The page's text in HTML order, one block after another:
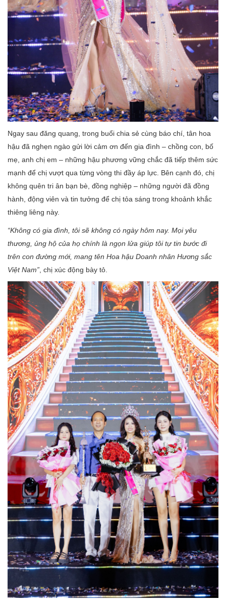
Ngay sau đăng quang, trong buổi chia sẻ cùng báo chí, tân hoa
hậu đã nghẹn ngào gửi lời cảm ơn đến gia đình – chồng con, bố
mẹ, anh chị em – những hậu phương vững chắc đã tiếp thêm sức
mạnh để chị vượt qua từng vòng thi đầy áp lực. Bên cạnh đó, chị
không quên tri ân bạn bè, đồng nghiệp – những người đã đồng
hành, động viên và tin tưởng để chị tỏa sáng trong khoảnh khắc
thiêng liêng này.
“Không có gia đình, tôi sẽ không có ngày hôm nay. Mọi yêu
thương, ủng hộ của họ chính là ngọn lửa giúp tôi tự tin bước đi
trên con đường mới, mang tên Hoa hậu Doanh nhân Hương sắc
Việt Nam”, chị xúc động bày tỏ.